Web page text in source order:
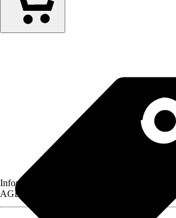
Informationen des Verkäufers, wie z. B.
AGB, finden Sie bei Klick auf den